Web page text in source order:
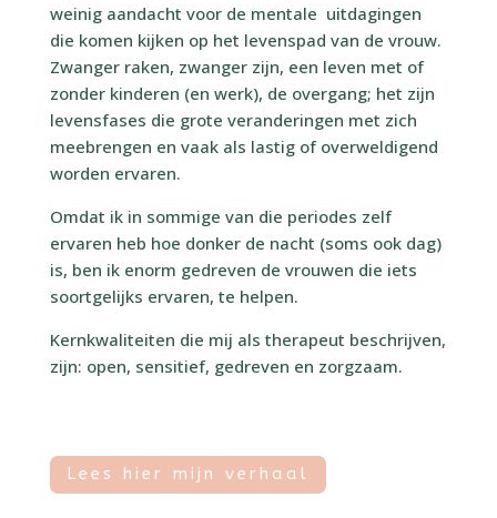
weinig aandacht voor de mentale uitdagingen
die komen kijken op het levenspad van de vrouw.
Zwanger raken, zwanger zijn, een leven met of
zonder kinderen (en werk), de overgang; het zijn
levensfases die grote veranderingen met zich
meebrengen en vaak als lastig of overweldigend
worden ervaren.
Omdat ik in sommige van die periodes zelf
ervaren heb hoe donker de nacht (soms ook dag)
is, ben ik enorm gedreven de vrouwen die iets
soortgelijks ervaren, te helpen.
Kernkwaliteiten die mij als therapeut beschrijven,
zijn: open, sensitief, gedreven en zorgzaam.
Lees hier mijn verhaal